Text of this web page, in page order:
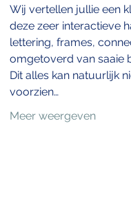
Wij vertellen jullie een
deze zeer interactieve
lettering, frames,
omgetoverd van saaie
Dit alles kan natuurlijk
voorzien…
Meer weergeven